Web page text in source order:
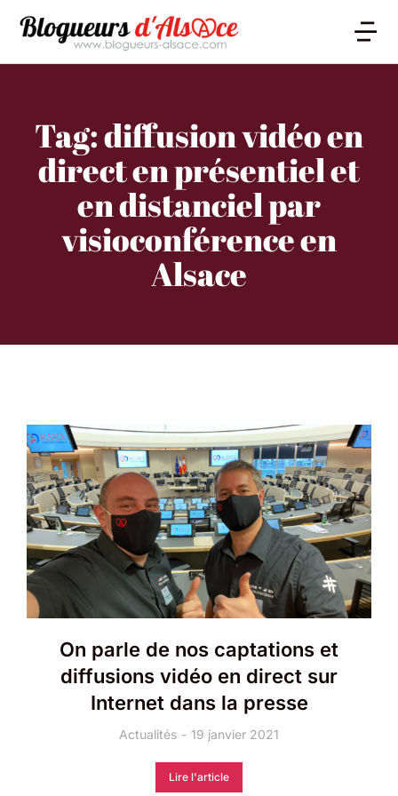
Tag: diffusion vidéo en
direct en présentiel et
en distanciel par
visioconférence en
Alsace
On parle de nos captations et
diffusions vidéo en direct sur
Internet dans la presse
Actualités 19 janvier 2021
Lire l'article